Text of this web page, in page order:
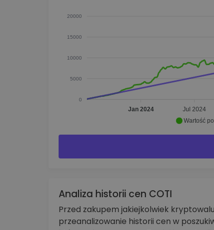
20000
15000
10000
5000
0
Jan 2024 Jul 2024
Wartość
Analiza historii cen COTI
Przed zakupem jakiejkolwiek
przeanalizowanie historii cen w